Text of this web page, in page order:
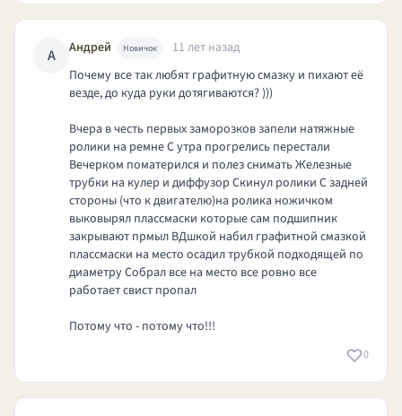
А Андрей Новичок
11 лет назад
Почему все так любят графитную смазку и пихают её
везде, до куда руки дотягиваются? )))
Вчера в честь первых заморозков запели натяжные
ролики на ремне С утра прогрелись перестали
Вечерком поматерился и полез снимать Железные
трубки на кулер и диффузор Скинул ролики С задней
стороны (что к двигателю)на ролика ножичком
выковырял плассмаски которые сам подшипник
закрывают прмыл ВДшкой набил графитной смазкой
плассмаски на место осадил трубкой подходящей по
диаметру Собрал все на место все ровно все
работает свист пропал
Потому что - потому что!!!
0